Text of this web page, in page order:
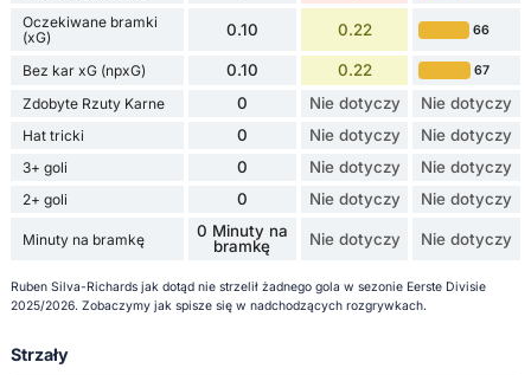
Oczekiwane bramki
(xG)
0.10 0.22 66
Bez kar xG (npxG) 0.10 0.22 67
Zdobyte Rzuty Karne 0 Nie dotyczy Nie dotyczy
Hat tricki 0 Nie dotyczy Nie dotyczy
3+ goli 0 Nie dotyczy Nie dotyczy
2+ goli 0 Nie dotyczy Nie dotyczy
Minuty na bramkę
0 Minuty na
bramkę
Nie dotyczy Nie dotyczy
Ruben Silva-Richards jak dotąd nie strzelił żadnego gola w sezonie Eerste Divisie
2025/2026. Zobaczymy jak spisze się w nadchodzących rozgrywkach.
Strzały